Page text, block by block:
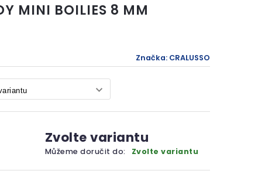
MINI BOILIES 8 MM
Značka: CRALUSSO
Zvolte variantu
Můžeme doručit do: Zvolte variantu